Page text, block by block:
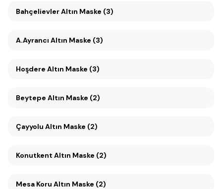
Bahçelievler Altın Maske (3)
A.Ayrancı Altın Maske (3)
Hoşdere Altın Maske (3)
Beytepe Altın Maske (2)
Çayyolu Altın Maske (2)
Konutkent Altın Maske (2)
Mesa Koru Altın Maske (2)